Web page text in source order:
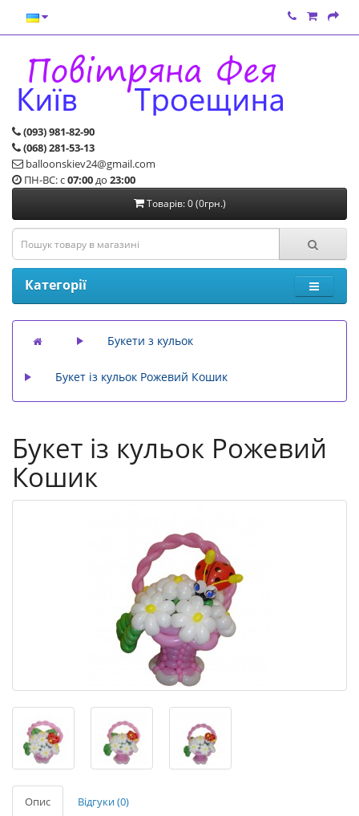
(093) 981-82-90
(068) 281-53-13
balloonskiev24@gmail.com
ПН-ВС: с07:00до 23:00
Товарів: 0 (0грн.)
Категорії
Букети з кульок
Букет із кульок Рожевий Кошик
Букет із кульок Рожевий
Кошик
Опис Відгуки (0)